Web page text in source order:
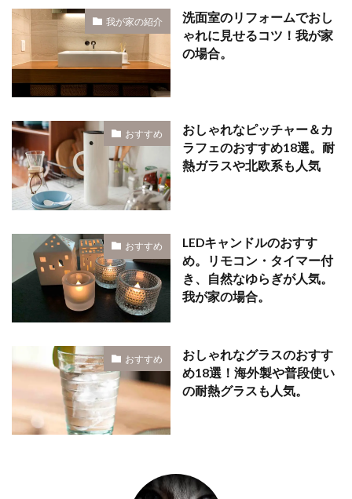
我が家の紹介
洗面室のリフォームでおし
ゃれに見せるコツ！我が家
の場合。
おすすめ
おしゃれなピッチャー＆カ
ラフェのおすすめ18選。耐
熱ガラスや北欧系も人気
おすすめ
LEDキャンドルのおすす
め。リモコン・タイマー付
き、自然なゆらぎが人気。
我が家の場合。
おすすめ
おしゃれなグラスのおすす
め18選！海外製や普段使い
の耐熱グラスも人気。